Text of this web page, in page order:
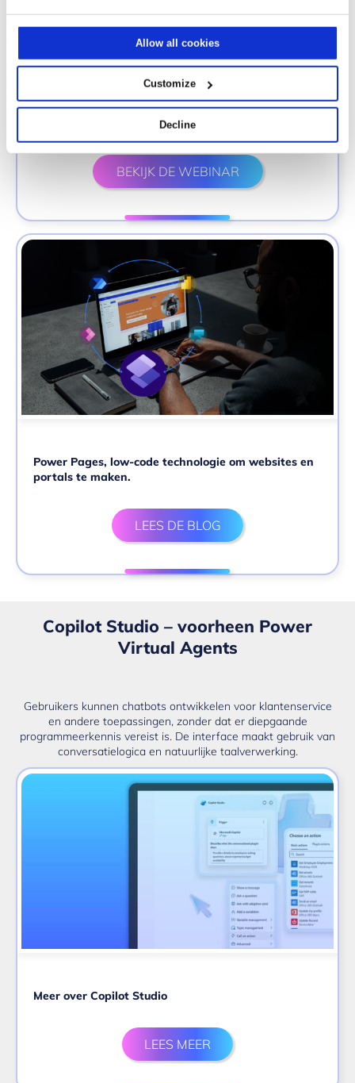
Allow all cookies
Customize
Decline
BEKIJK DE WEBINAR
Power Pages, low-code technologie om websites en
portals te maken.
LEES DE BLOG
Copilot Studio – voorheen Power
Virtual Agents
Gebruikers kunnen chatbots ontwikkelen voor klantenservice
en andere toepassingen, zonder dat er diepgaande
programmeerkennis vereist is. De interface maakt gebruik van
conversatielogica en natuurlijke taalverwerking.
Meer over Copilot Studio
LEES MEER